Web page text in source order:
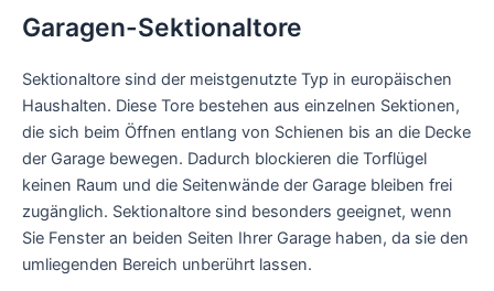
Garagen-Sektionaltore
Sektionaltore sind der meistgenutzte Typ in europäischen
Haushalten. Diese Tore bestehen aus einzelnen Sektionen,
die sich beim Öffnen entlang von Schienen bis an die Decke
der Garage bewegen. Dadurch blockieren die Torflügel
keinen Raum und die Seitenwände der Garage bleiben frei
zugänglich. Sektionaltore sind besonders geeignet, wenn
Sie Fenster an beiden Seiten Ihrer Garage haben, da sie den
umliegenden Bereich unberührt lassen.